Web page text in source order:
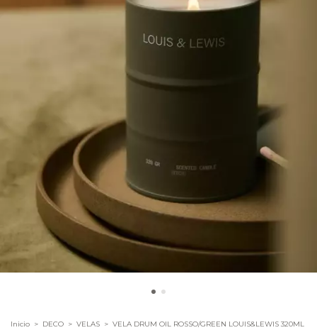
Inicio > DECO > VELAS > VELA DRUM OIL ROSSO/GREEN LOUIS&LEWIS 320ML